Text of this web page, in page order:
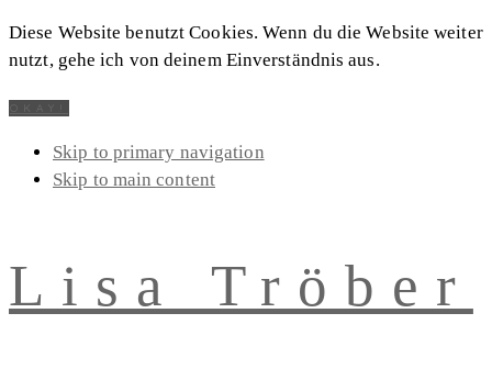
Diese Website benutzt Cookies. Wenn du die Website weiter
nutzt, gehe ich von deinem Einverständnis aus.
OKAY!
Skip to primary navigation
Skip to main content
Lisa Tröber